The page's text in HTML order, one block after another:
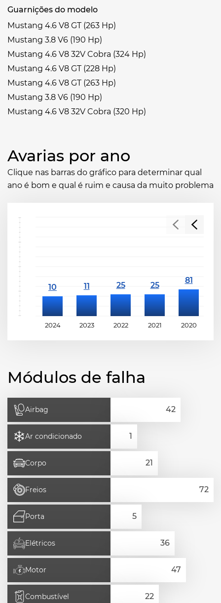
Guarnições do modelo
Mustang 4.6 V8 GT (263 Hp)
Mustang 3.8 V6 (190 Hp)
Mustang 4.6 V8 32V Cobra (324 Hp)
Mustang 4.6 V8 GT (228 Hp)
Mustang 4.6 V8 GT (263 Hp)
Mustang 3.8 V6 (190 Hp)
Mustang 4.6 V8 32V Cobra (320 Hp)
Avarias por ano
Clique nas barras do gráfico para determinar qual
ano é bom e qual é ruim e causa da muito problema
2024 2023 2022 2021 2020
Módulos de falha
Airbag
Ar condicionado
Corpo
Freios
Porta
Elétricos
Motor
Combustível